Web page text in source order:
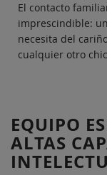
El contacto
imprescindible:
necesita del
cualquier otro
EQUIPO
ALTAS